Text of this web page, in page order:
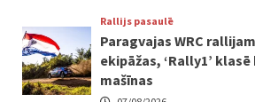
Rallijs pasaulē
Paragvajas WRC
ekipāžas, ‘Rally1’ klasē
mašīnas